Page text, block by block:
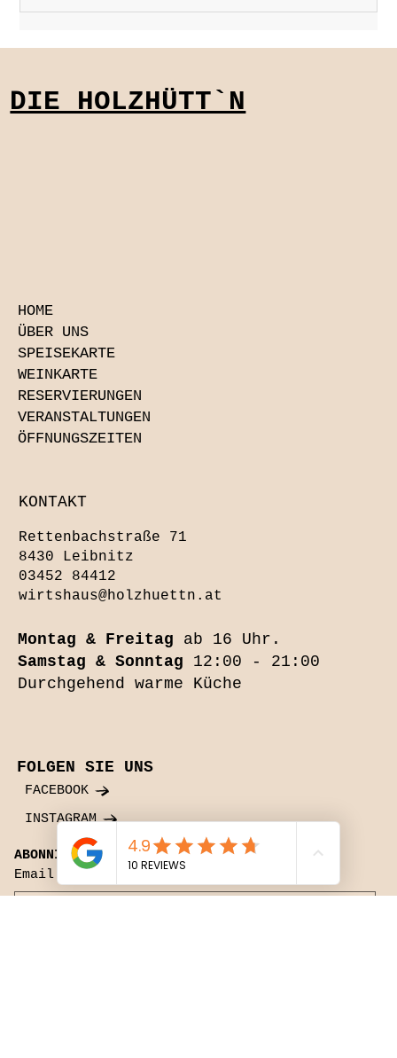
DIE HOLZHÜTT`N
HOME
ÜBER UNS
SPEISEKARTE
WEINKARTE
RESERVIERUNGEN
VERANSTALTUNGEN
ÖFFNUNGSZEITEN
KONTAKT
Rettenbachstraße 71
8430 Leibnitz
03452 84412
wirtshaus@holzhuettn.at
Montag & Freitag ab 16 Uhr.
Samstag & Sonntag 12:00 - 21:00
Durchgehend warme Küche
FOLGEN SIE UNS
FACEBOOK
INSTAGRAM
ABONNIEREN SIE UNSEREN NEWSLETTER
Email